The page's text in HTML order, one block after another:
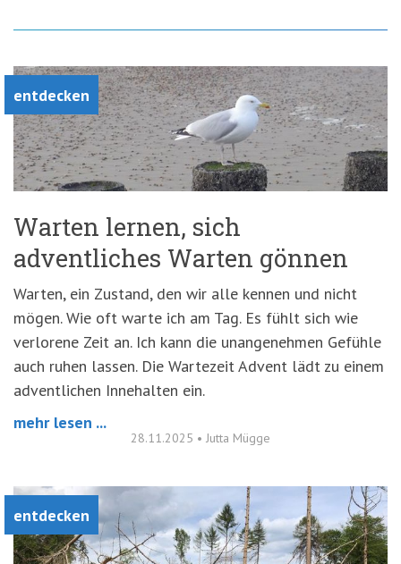
entdecken
Warten lernen, sich
adventliches Warten gönnen
Warten, ein Zustand, den wir alle kennen und nicht
mögen. Wie oft warte ich am Tag. Es fühlt sich wie
verlorene Zeit an. Ich kann die unangenehmen Gefühle
auch ruhen lassen. Die Wartezeit Advent lädt zu einem
adventlichen Innehalten ein.
mehr lesen ...
28.11.2025 • Jutta Mügge
entdecken